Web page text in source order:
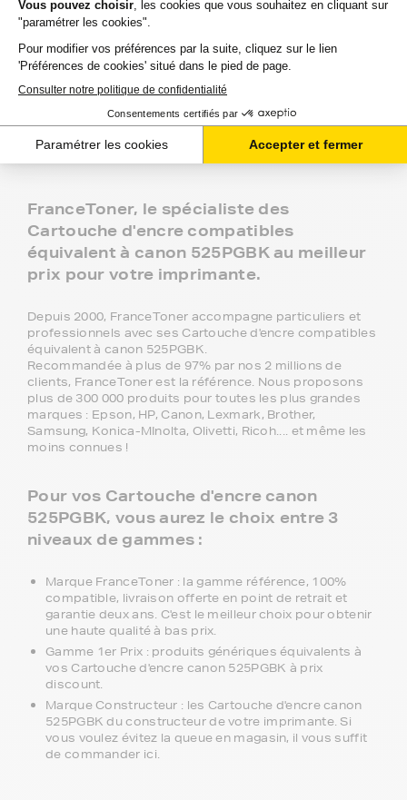
Entretien : est-ce qu'utiliser une cartouche
compatible risque d'abimer mon imprimante ?
Garantie : utiliser une cartouche compatible annule-
t-elle ma garantie ?
FranceToner, le spécialiste des
Cartouche d'encre compatibles
équivalent à canon 525PGBK au meilleur
prix pour votre imprimante.
Depuis 2000, FranceToner accompagne particuliers et
professionnels avec ses Cartouche d'encre compatibles
équivalent à canon 525PGBK.
Recommandée à plus de 97% par nos 2 millions de
clients, FranceToner est la référence. Nous proposons
plus de 300 000 produits pour toutes les plus grandes
marques : Epson, HP, Canon, Lexmark, Brother,
Samsung, Konica-MInolta, Olivetti, Ricoh.... et même les
moins connues !
Pour vos Cartouche d'encre canon
525PGBK, vous aurez le choix entre 3
niveaux de gammes :
Marque FranceToner : la gamme référence, 100%
compatible, livraison offerte en point de retrait et
garantie deux ans. C'est le meilleur choix pour obtenir
une haute qualité à bas prix.
Gamme 1er Prix : produits génériques équivalents à
vos Cartouche d'encre canon 525PGBK à prix
discount.
Marque Constructeur : les Cartouche d'encre canon
525PGBK du constructeur de votre imprimante. Si
vous voulez évitez la queue en magasin, il vous suffit
de commander ici.